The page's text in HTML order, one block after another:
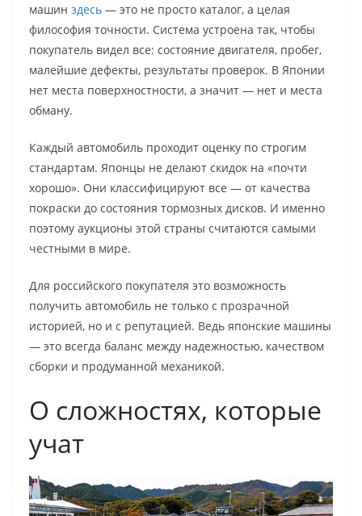
машин здесь — это не просто каталог, а целая
философия точности. Система устроена так, чтобы
покупатель видел все: состояние двигателя, пробег,
малейшие дефекты, результаты проверок. В Японии
нет места поверхностности, а значит — нет и места
обману.
Каждый автомобиль проходит оценку по строгим
стандартам. Японцы не делают скидок на «почти
хорошо». Они классифицируют все — от качества
покраски до состояния тормозных дисков. И именно
поэтому аукционы этой страны считаются самыми
честными в мире.
Для российского покупателя это возможность
получить автомобиль не только с прозрачной
историей, но и с репутацией. Ведь японские машины
— это всегда баланс между надежностью, качеством
сборки и продуманной механикой.
О сложностях, которые
учат